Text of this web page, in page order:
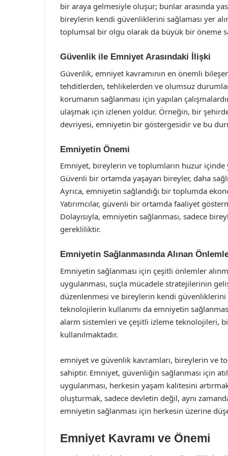
bir araya gelmesiyle oluşur; bunlar arasında
bireylerin kendi güvenliklerini sağlaması yer
toplumsal bir olgu olarak da büyük bir öneme
Güvenlik ile Emniyet Arasındaki İlişki
Güvenlik, emniyet kavramının en önemli
tehditlerden, tehlikelerden ve olumsuz
korumanın sağlanması için yapılan
ulaşmak için izlenen yoldur. Örneğin, bir
devriyesi, emniyetin bir göstergesidir ve bu
Emniyetin Önemi
Emniyet, bireylerin ve toplumların huzur
Güvenli bir ortamda yaşayan bireyler, daha
Ayrıca, emniyetin sağlandığı bir toplumda
Yatırımcılar, güvenli bir ortamda faaliyet
Dolayısıyla, emniyetin sağlanması, sadece
gerekliliktir.
Emniyetin Sağlanmasında Alınan
Emniyetin sağlanması için çeşitli önlemler
uygulanması, suçla mücadele stratejilerinin
düzenlenmesi ve bireylerin kendi güvenliklerini
teknolojilerin kullanımı da emniyetin
alarm sistemleri ve çeşitli izleme teknolojileri,
kullanılmaktadır.
emniyet ve güvenlik kavramları, bireylerin ve
sahiptir. Emniyet, güvenliğin sağlanması için
uygulanması, herkesin yaşam kalitesini
oluşturmak, sadece devletin değil, aynı
emniyetin sağlanması için herkesin üzerine
Emniyet Kavramı ve Önemi